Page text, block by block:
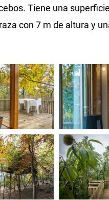
Tiene una
con 7 m de altura y